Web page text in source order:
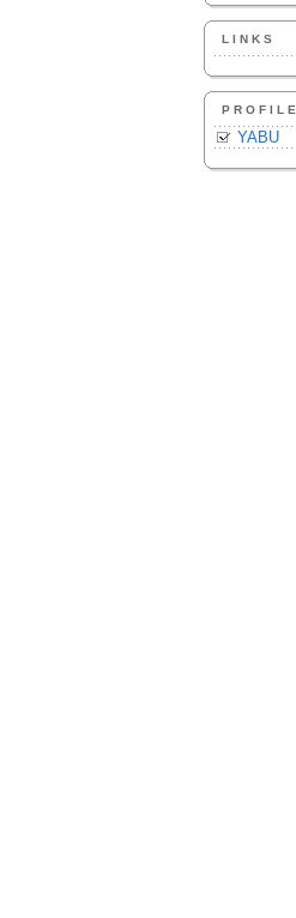
LINKS
PROFILE
YABU